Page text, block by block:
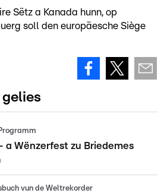
Sëtz a Kanada hunn, op
soll den europäesche Siège
a Wënzerfest zu Briedemes
vun de Weltrekorder